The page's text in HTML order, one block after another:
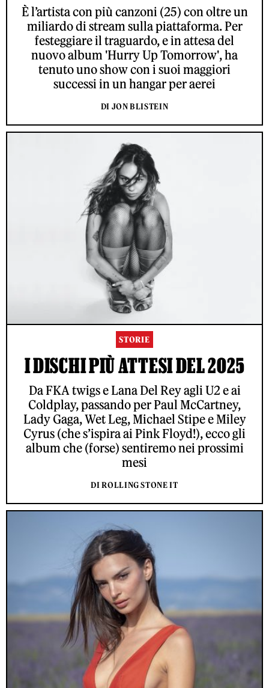
È l’artista con più canzoni (25) con oltre un
miliardo di stream sulla piattaforma. Per
festeggiare il traguardo, e in attesa del
nuovo album 'Hurry Up Tomorrow', ha
tenuto uno show con i suoi maggiori
successi in un hangar per aerei
DI JON BLISTEIN
STORIE
I DISCHI PIÙ ATTESI DEL 2025
Da FKA twigs e Lana Del Rey agli U2 e ai
Coldplay, passando per Paul McCartney,
Lady Gaga, Wet Leg, Michael Stipe e Miley
Cyrus (che s’ispira ai Pink Floyd!), ecco gli
album che (forse) sentiremo nei prossimi
mesi
DI ROLLING STONE IT